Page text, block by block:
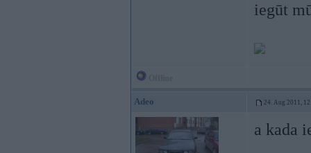
iegūt
Adeo 24. Aug 2011,
a kada